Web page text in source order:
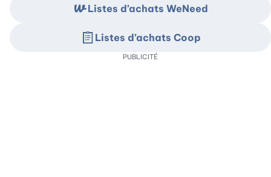
Listes d’achats WeNeed
Listes d’achats Coop
PUBLICITÉ